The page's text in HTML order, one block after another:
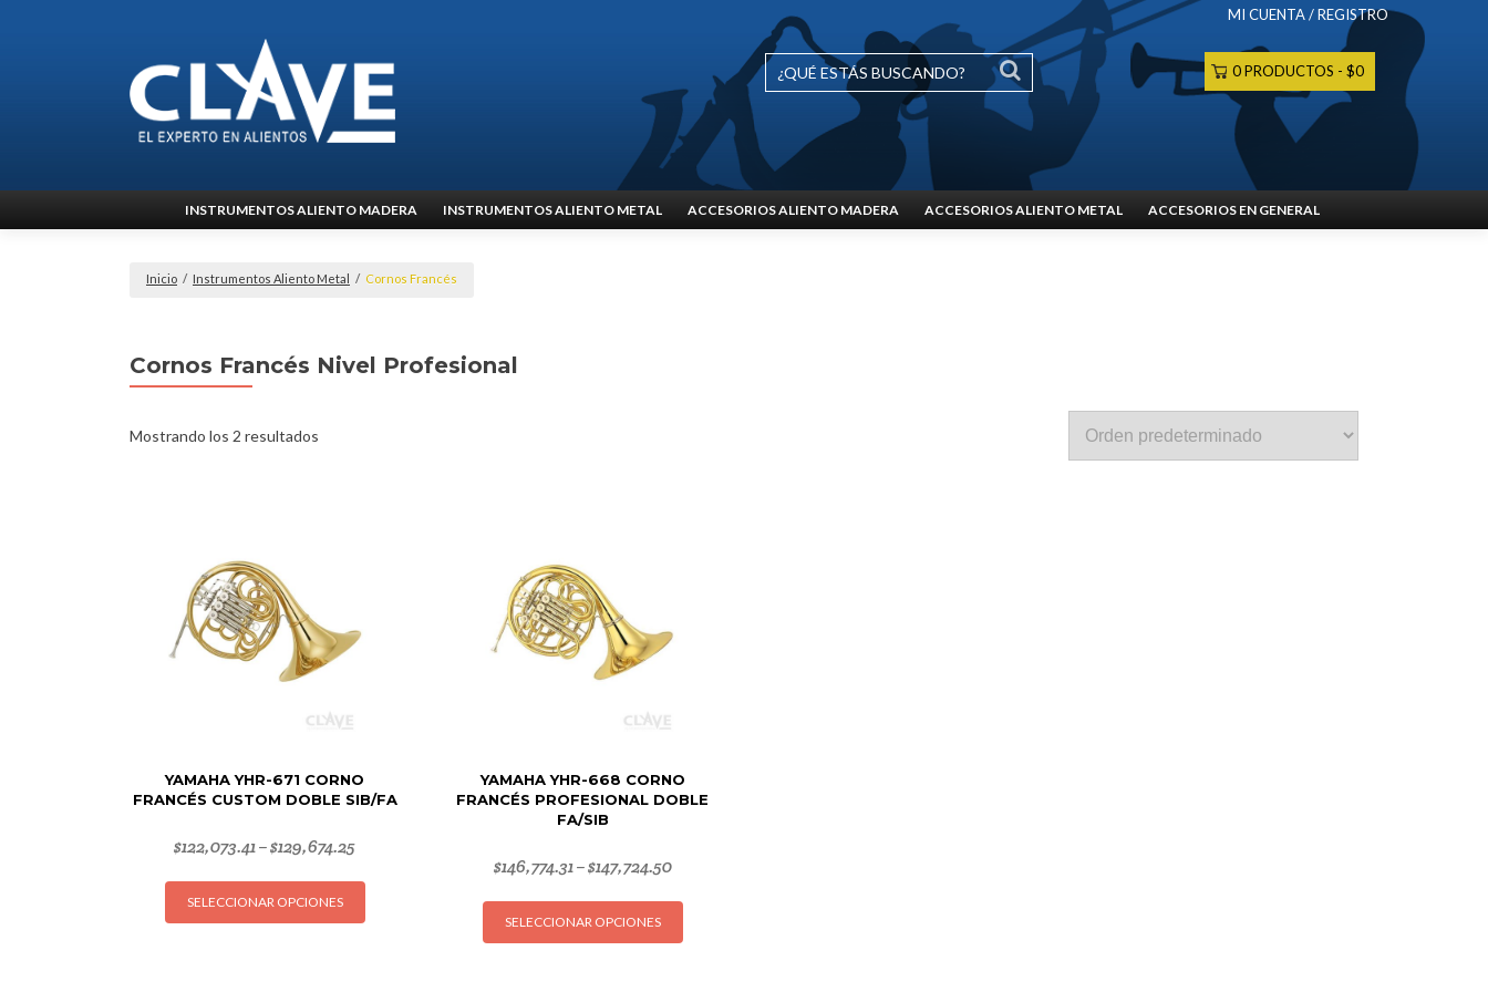
MI CUENTA / REGISTRO
0 PRODUCTOS $0
al
INSTRUMENTOS ALIENTO MADERA INSTRUMENTOS ALIENTO METAL ACCESORIOS ALIENTO MADERA ACCESORIOS ALIENTO METAL ACCESORIOS EN GENERAL
Inicio / Instrumentos Aliento Metal / Cornos Francés
Cornos Francés Nivel Profesional
Mostrando los 2 resultados
YAMAHA YHR-671 CORNO
FRANCÉS CUSTOM DOBLE SIB/FA
$122,073.41–$129,674.25
SELECCIONAR OPCIONES
Este
YAMAHA YHR-668 CORNO
FRANCÉS PROFESIONAL DOBLE
FA/SIB
$146,774.31–$147,724.50
SELECCIONAR OPCIONES
Este